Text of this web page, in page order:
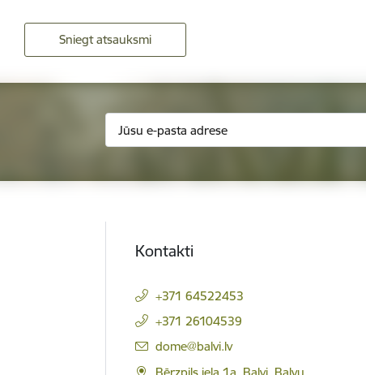
Sniegt atsauksmi
Kontakti
+371 64522453
+371 26104539
E-pasts:
dome@balvi.lv